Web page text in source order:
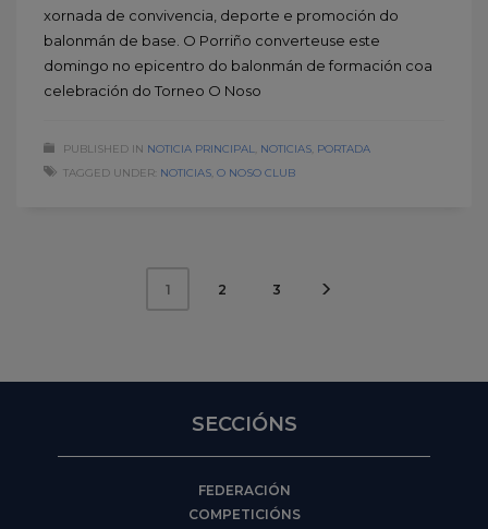
xornada de convivencia, deporte e promoción do
balonmán de base. O Porriño converteuse este
domingo no epicentro do balonmán de formación coa
celebración do Torneo O Noso
PUBLISHED IN NOTICIA PRINCIPAL NOTICIAS PORTADA
TAGGED UNDER: NOTICIAS O NOSO CLUB
1 2 3
SECCIÓNS
FEDERACIÓN
COMPETICIÓNS